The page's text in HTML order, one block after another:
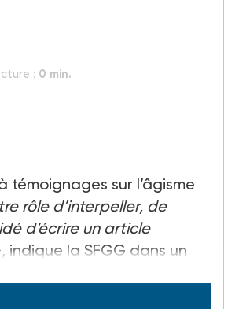
: 0 min.
sur l’âgisme
rôle d’interpeller, de
d’écrire un article
indique la SFGG dans un